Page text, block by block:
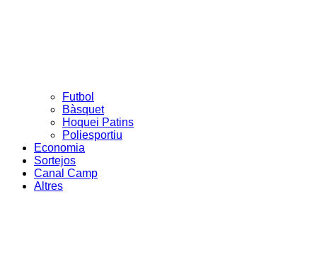
Futbol
Bàsquet
Hoquei Patins
Poliesportiu
Economia
Sortejos
Canal Camp
Altres